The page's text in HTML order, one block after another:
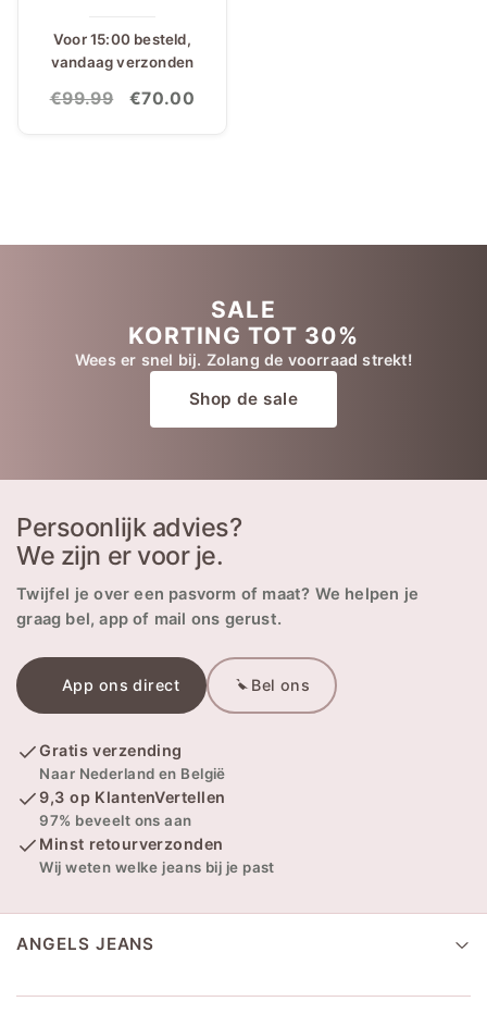
Voor 15:00 besteld,
vandaag verzonden
€99.99
Oorspronkelijke
€70.00
SALE
KORTING TOT 30%
Wees er snel bij. Zolang de voorraad strekt!
Shop de sale
Persoonlijk advies?
We zijn er voor je.
Twijfel je over een pasvorm of maat? We helpen je
graag bel, app of mail ons gerust.
App ons direct Bel ons
Gratis verzending
Naar Nederland en België
9,3 op KlantenVertellen
97% beveelt ons aan
Minst retourverzonden
Wij weten welke jeans bij je past
ANGELS JEANS